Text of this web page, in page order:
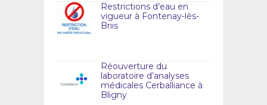
Restrictions d’eau en
vigueur à Fontenay-lès-
Briis
Réouverture du
laboratoire d’analyses
médicales Cerballiance à
Bligny